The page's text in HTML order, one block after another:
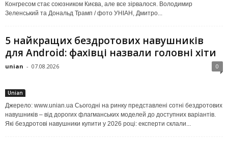
Конгресом стає союзником Києва, але все зірвалося. Володимир
Зеленський та Дональд Трамп / фото УНІАН, Дмитро...
5 найкращих бездротових навушників
для Android: фахівці назвали головні хіти
unian - 07.08.2026 0
Unian
Джерело: www.unian.ua Сьогодні на ринку представлені сотні бездротових
навушників – від дорогих флагманських моделей до доступних варіантів.
Які бездротові навушники купити у 2026 році: експерти склали...